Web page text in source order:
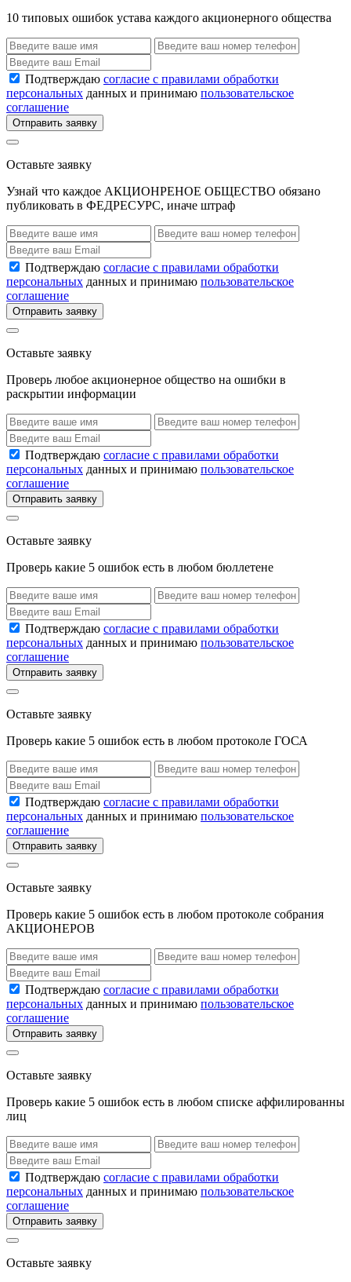
10 типовых ошибок устава каждого акционерного общества
Подтверждаю согласие с правилами обработки
персональных данных и принимаю пользовательское
соглашение
Отправить заявку
Оставьте заявку
Узнай что каждое АКЦИОНРЕНОЕ ОБЩЕСТВО обязано
публиковать в ФЕДРЕСУРС, иначе штраф
Подтверждаю согласие с правилами обработки
персональных данных и принимаю пользовательское
соглашение
Отправить заявку
Оставьте заявку
Проверь любое акционерное общество на ошибки в
раскрытии информации
Подтверждаю согласие с правилами обработки
персональных данных и принимаю пользовательское
соглашение
Отправить заявку
Оставьте заявку
Проверь какие 5 ошибок есть в любом бюллетене
Подтверждаю согласие с правилами обработки
персональных данных и принимаю пользовательское
соглашение
Отправить заявку
Оставьте заявку
Проверь какие 5 ошибок есть в любом протоколе ГОСА
Подтверждаю согласие с правилами обработки
персональных данных и принимаю пользовательское
соглашение
Отправить заявку
Оставьте заявку
Проверь какие 5 ошибок есть в любом протоколе собрания
АКЦИОНЕРОВ
Подтверждаю согласие с правилами обработки
персональных данных и принимаю пользовательское
соглашение
Отправить заявку
Оставьте заявку
Проверь какие 5 ошибок есть в любом списке аффилированны
лиц
Подтверждаю согласие с правилами обработки
персональных данных и принимаю пользовательское
соглашение
Отправить заявку
Оставьте заявку